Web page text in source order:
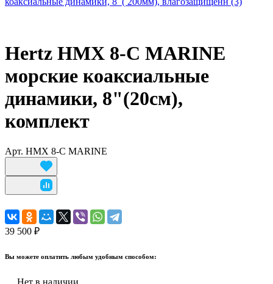
Hertz HMX 8-C MARINE
морские коаксиальные
динамики, 8"(20см),
комплект
Арт. HMX 8-C MARINE
39 500 ₽
Вы можете оплатить любым удобным способом:
Нет в наличии